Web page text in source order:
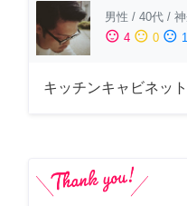
男性 / 40代 /
sentiment_satisfied 4 sentiment_neutral 0 sentiment_dissatisfied 1
キッチンキャビネッ